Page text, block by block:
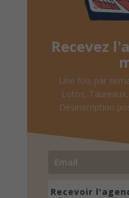
Recevez
Une fois par
Lotos,
Désinscription
Recevoir